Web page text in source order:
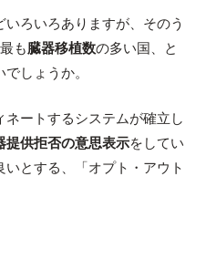
ろいろありますが、そのう
も臓器移植数の多い国、と
しょうか。
ートするシステムが確立し
提供拒否の意思表示をしてい
とする、「オプト・アウト